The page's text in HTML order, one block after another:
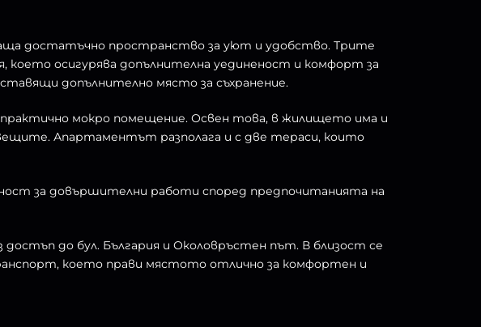
достатъчно пространство за уют и удобство. Трите
което осигурява допълнителна уединеност и комфорт за
допълнително място за съхранение.
мокро помещение. Освен това, в жилището има и
Апартаментът разполага и с две тераси, които
за довършителни работи според предпочитанията на
до бул. България и Околовръстен път. В близост се
което прави мястото отлично за комфортен и